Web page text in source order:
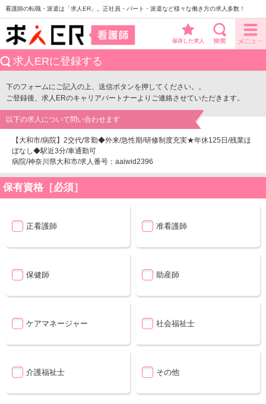
看護師の転職・派遣は「求人ER」。正社員・パート・派遣など様々な働き方の求人多数！
保存した求人
求人ERに登録する
下のフォームにご記入の上、送信ボタンを押してください。。
ご登録後、求人ERのキャリアパートナーよりご連絡させていただきます。
以下の求人について問い合わせます
【大和市/病院】2交代/常勤◆外来/急性期/研修制度充実★年休125日/残業ほ
ぼなし◆駅近3分/車通勤可
病院/神奈川県大和市/求人番号：aaiwid2396
保有資格［必須］
正看護師 准看護師
保健師 助産師
ケアマネージャー 社会福祉士
介護福祉士 その他